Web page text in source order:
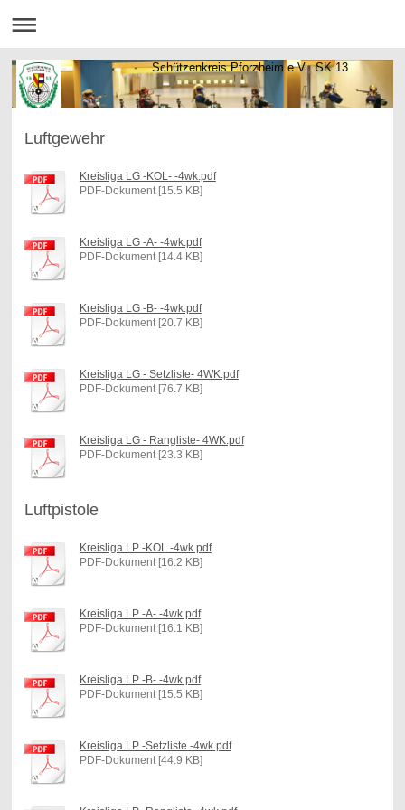
Schützenkreis Pforzheim e.V. SK 13
Luftgewehr
Kreisliga LG -KOL- -4wk.pdf
PDF-Dokument [15.5 KB]
Kreisliga LG -A- -4wk.pdf
PDF-Dokument [14.4 KB]
Kreisliga LG -B- -4wk.pdf
PDF-Dokument [20.7 KB]
Kreisliga LG - Setzliste- 4WK.pdf
PDF-Dokument [76.7 KB]
Kreisliga LG - Rangliste- 4WK.pdf
PDF-Dokument [23.3 KB]
Luftpistole
Kreisliga LP -KOL -4wk.pdf
PDF-Dokument [16.2 KB]
Kreisliga LP -A- -4wk.pdf
PDF-Dokument [16.1 KB]
Kreisliga LP -B- -4wk.pdf
PDF-Dokument [15.5 KB]
Kreisliga LP -Setzliste -4wk.pdf
PDF-Dokument [44.9 KB]